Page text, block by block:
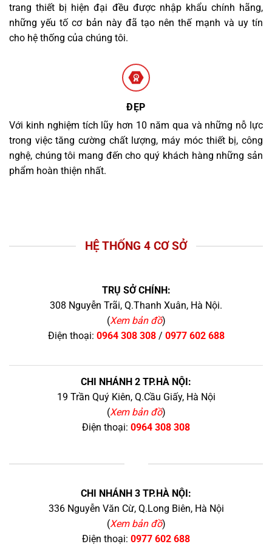
trang thiết bị hiện đại đều được nhập khẩu chính hãng,
những yếu tố cơ bản này đã tạo nên thế mạnh và uy tín
cho hệ thống của chúng tôi.
ĐẸP
Với kinh nghiệm tích lũy hơn 10 năm qua và những nỗ lực
trong việc tăng cường chất lượng, máy móc thiết bị, công
nghệ, chúng tôi mang đến cho quý khách hàng những sản
phẩm hoàn thiện nhất.
HỆ THỐNG 4 CƠ SỞ
TRỤ SỞ CHÍNH:
308 Nguyễn Trãi, Q.Thanh Xuân, Hà Nội.
(Xem bản đồ)
Điện thoại: 0964 308 308/ 0977 602 688
CHI NHÁNH 2 TP.HÀ NỘI:
19 Trần Quý Kiên, Q.Cầu Giấy, Hà Nội
(Xem bản đồ)
Điện thoại: 0964 308 308
CHI NHÁNH 3 TP.HÀ NỘI:
336 Nguyễn Văn Cừ, Q.Long Biên, Hà Nội
(Xem bản đồ)
Điện thoại: 0977 602 688